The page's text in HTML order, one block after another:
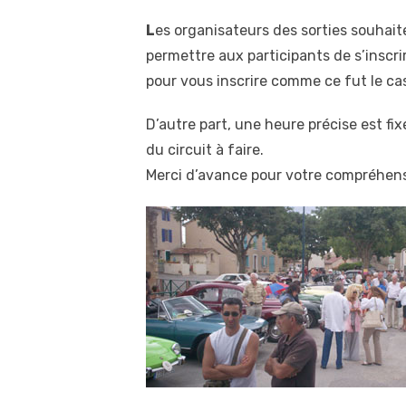
Les organisateurs des sorties
permettre aux participants de
pour vous inscrire comme ce fut le
D’autre part, une heure précise est
du circuit à faire.
Merci d’avance pour votre